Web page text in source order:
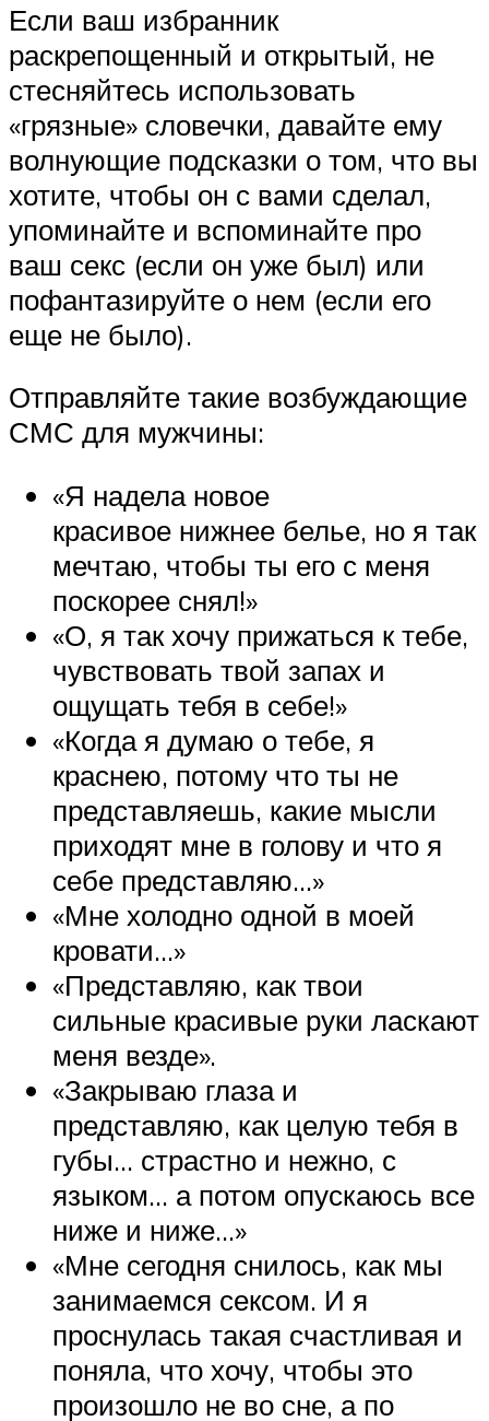
Если ваш избранник
раскрепощенный и открытый, не
стесняйтесь использовать
«грязные» словечки, давайте ему
волнующие подсказки о том, что вы
хотите, чтобы он с вами сделал,
упоминайте и вспоминайте про
ваш секс (если он уже был) или
пофантазируйте о нем (если его
еще не было).
Отправляйте такие возбуждающие
СМС для мужчины:
«Я надела новое
красивое нижнее белье, но я так
мечтаю, чтобы ты его с меня
поскорее снял!»
«О, я так хочу прижаться к тебе,
чувствовать твой запах и
ощущать тебя в себе!»
«Когда я думаю о тебе, я
краснею, потому что ты не
представляешь, какие мысли
приходят мне в голову и что я
себе представляю…»
«Мне холодно одной в моей
кровати…»
«Представляю, как твои
сильные красивые руки ласкают
меня везде».
«Закрываю глаза и
представляю, как целую тебя в
губы… страстно и нежно, с
языком… а потом опускаюсь все
ниже и ниже…»
«Мне сегодня снилось, как мы
занимаемся сексом. И я
проснулась такая счастливая и
поняла, что хочу, чтобы это
произошло не во сне, а по